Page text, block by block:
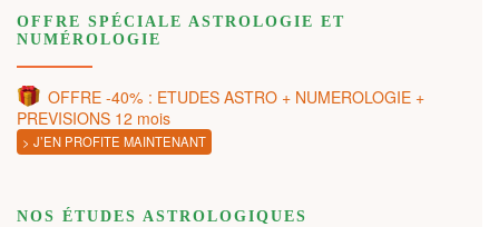
OFFRE SPÉCIALE ASTROLOGIE ET
NUMÉROLOGIE
OFFRE -40% : ETUDES ASTRO + NUMEROLOGIE +
PREVISIONS 12 mois
> J’EN PROFITE MAINTENANT
NOS ÉTUDES ASTROLOGIQUES